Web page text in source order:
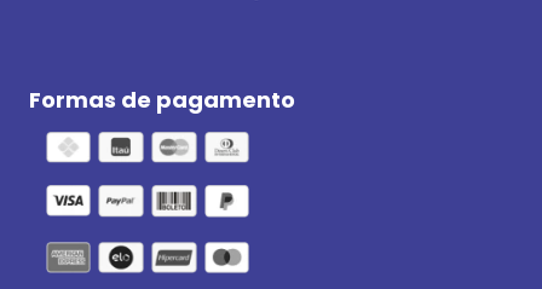
Formas de pagamento